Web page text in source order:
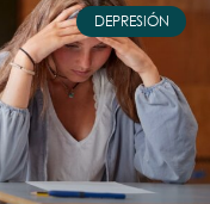
DEPRESIÓN